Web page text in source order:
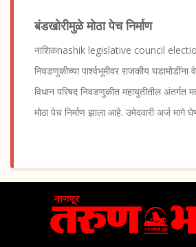
बंडखोरीमुळे मोठा पेच निर्माण
नाशिकnashik legislative council election
निवडणुकीच्या पार्श्वभूमीवर राजकीय
विधान परिषद निवडणुकीत महायुतीतील
मोठा पेच निर्माण झाला आहे. उमेदवारी अर्ज मागे